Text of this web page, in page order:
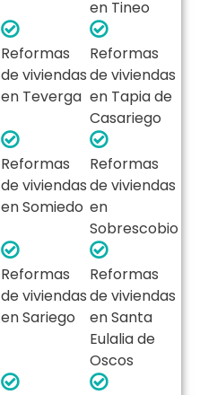
en Tineo
Reformas
de viviendas
en Teverga
Reformas
de viviendas
en Tapia de
Casariego
Reformas
de viviendas
en Somiedo
Reformas
de viviendas
en
Sobrescobio
Reformas
de viviendas
en Sariego
Reformas
de viviendas
en Santa
Eulalia de
Oscos